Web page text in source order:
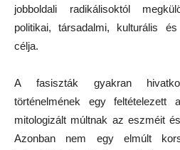
jobboldali radikálisoktól
politikai, társadalmi, kulturális
célja.
A fasiszták gyakran
történelmének egy feltételezett
mitologizált múltnak az eszméit
Azonban nem egy elmúlt